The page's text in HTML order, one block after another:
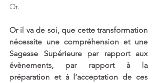
Or.
Or il va de soi, que cette transformation
nécessite une compréhension et une
Sagesse Supérieure par rapport aux
évènements, par rapport à la
préparation et à l’acceptation de ces